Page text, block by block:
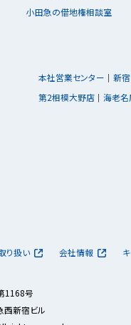
小田急の借地権相談室
本社営業センター 新
第2相模大野店
海老名
り扱い 会社情報
1168号
新宿ビル